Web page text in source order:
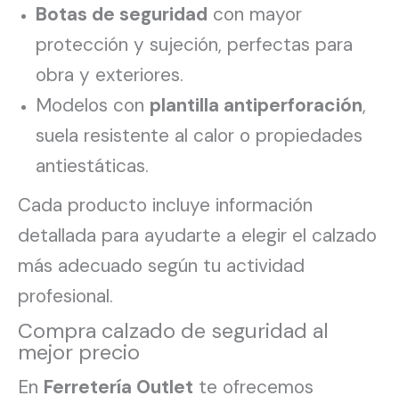
Botas de seguridad con mayor
protección y sujeción, perfectas para
obra y exteriores.
Modelos con plantilla antiperforación,
suela resistente al calor o propiedades
antiestáticas.
Cada producto incluye información
detallada para ayudarte a elegir el calzado
más adecuado según tu actividad
profesional.
Compra calzado de seguridad al
mejor precio
En Ferretería Outlet te ofrecemos